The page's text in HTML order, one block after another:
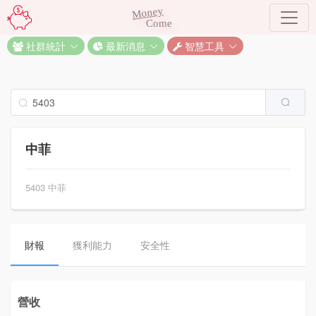
Money
Come
社群統計 最新消息 智慧工具
中菲
5403 中菲
財報 獲利能力 安全性
營收